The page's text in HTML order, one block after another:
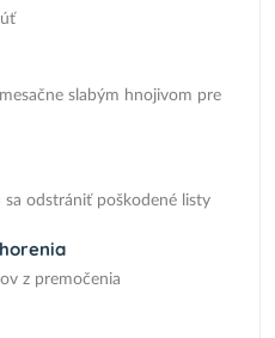
slabým hnojivom pre
sa odstrániť poškodené listy
z premočenia